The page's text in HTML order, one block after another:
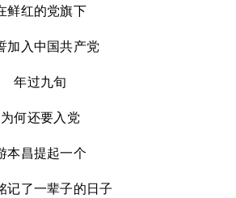
鲜红的党旗下
加入中国共产党
年过九旬
为何还要入党
本昌提起一个
记了一辈子的日子